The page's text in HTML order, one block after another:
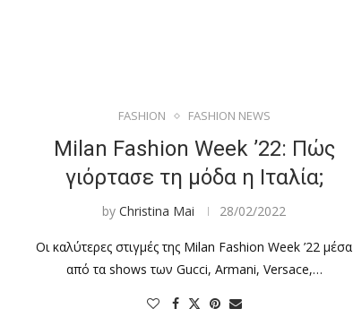
FASHION FASHION NEWS
Milan Fashion Week ’22: Πώς
γιόρτασε τη μόδα η Ιταλία;
byChristina Mai 28/02/2022
Οι καλύτερες στιγμές της Milan Fashion Week ’22 μέσα
από τα shows των Gucci, Armani, Versace,…